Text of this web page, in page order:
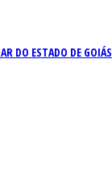
DO ESTADO DE GOIÁS